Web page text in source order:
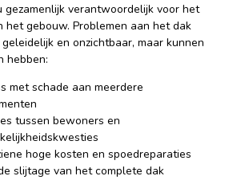
gezamenlijk verantwoordelijk voor het
het gebouw. Problemen aan het dak
en onzichtbaar, maar kunnen
hebben:
met schade aan meerdere
tussen bewoners en
hoge kosten en spoedreparaties
slijtage van het complete dak